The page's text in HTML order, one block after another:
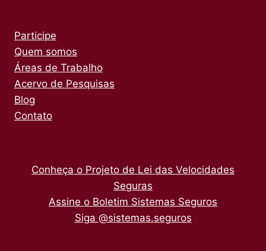
Participe
Quem somos
Áreas de Trabalho
Acervo de Pesquisas
Blog
Contato
Conheça o Projeto de Lei das Velocidades
Seguras
Assine o Boletim Sistemas Seguros
Siga @sistemas.seguros